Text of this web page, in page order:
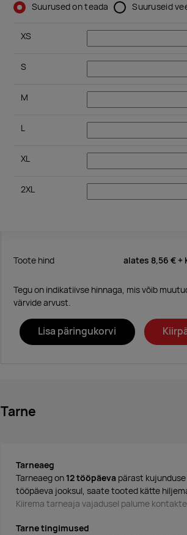
Suurused on teada Suuruseid
XS
S
M
L
XL
2XL
Toote hind alates 8,56 € +
Tegu on indikatiivse hinnaga, mis võib
värvide arvust.
Lisa päringukorvi
Tarne
Tarneaeg
Tarneaeg on 12 tööpäeva pärast
tööpäeva jooksul, saate tooted kätte
Kiirema tarneaja vajadusel palume
Tarne tingimused